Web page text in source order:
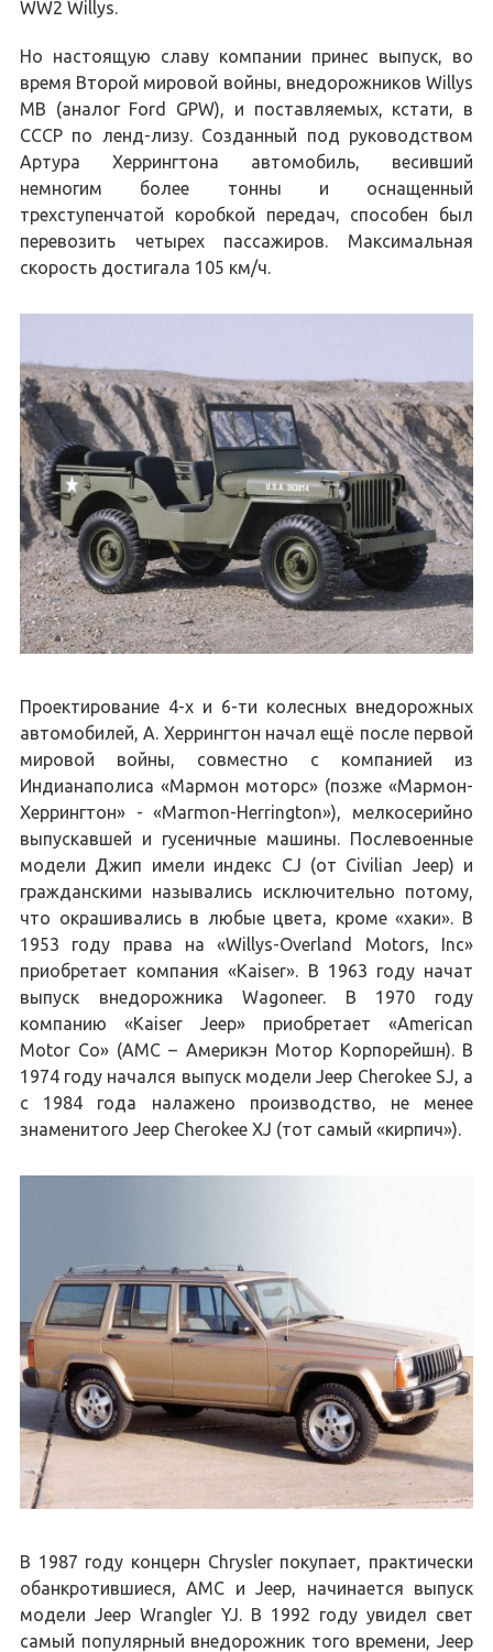
WW2 Willys.
Но настоящую славу компании принес выпуск, во
время Второй мировой войны, внедорожников Willys
MB (аналог Ford GPW), и поставляемых, кстати, в
СССР по ленд-лизу. Созданный под руководством
Артура Херрингтона автомобиль, весивший
немногим более тонны и оснащенный
трехступенчатой коробкой передач, способен был
перевозить четырех пассажиров. Максимальная
скорость достигала 105 км/ч.
Проектирование 4-х и 6-ти колесных внедорожных
автомобилей, А. Херрингтон начал ещё после первой
мировой войны, совместно с компанией из
Индианаполиса «Мармон моторс» (позже «Мармон-
Херрингтон» - «Marmon-Herrington»), мелкосерийно
выпускавшей и гусеничные машины. Послевоенные
модели Джип имели индекс CJ (от Civilian Jeep) и
гражданскими назывались исключительно потому,
что окрашивались в любые цвета, кроме «хаки». В
1953 году права на «Willys-Overland Motors, Inc»
приобретает компания «Kaiser». В 1963 году начат
выпуск внедорожника Wagoneer. В 1970 году
компанию «Kaiser Jeep» приобретает «American
Motor Co» (AMC – Америкэн Мотор Корпорейшн). В
1974 году начался выпуск модели Jeep Cherokee SJ, а
с 1984 года налажено производство, не менее
знаменитого Jeep Cherokee XJ (тот самый «кирпич»).
В 1987 году концерн Chrysler покупает, практически
обанкротившиеся, AMC и Jeep, начинается выпуск
модели Jeep Wrangler YJ. В 1992 году увидел свет
самый популярный внедорожник того времени, Jeep